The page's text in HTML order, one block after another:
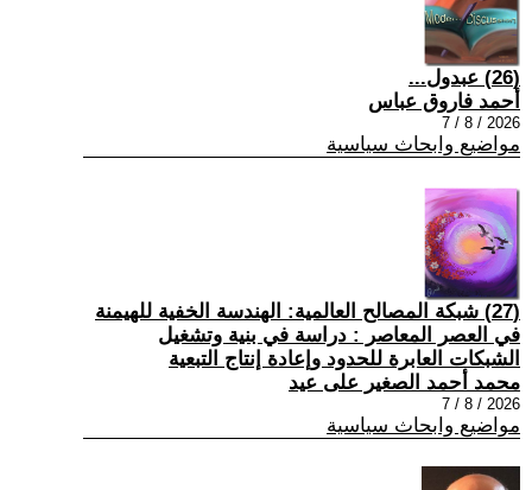
(26) عبدول...
أحمد فاروق عباس
2026 / 8 / 7
مواضيع وابحاث سياسية
(27) شبكة المصالح العالمية: الهندسة الخفية للهيمنة
في العصر المعاصر : دراسة في بنية وتشغيل
الشبكات العابرة للحدود وإعادة إنتاج التبعية
محمد أحمد الصغير على عيد
2026 / 8 / 7
مواضيع وابحاث سياسية